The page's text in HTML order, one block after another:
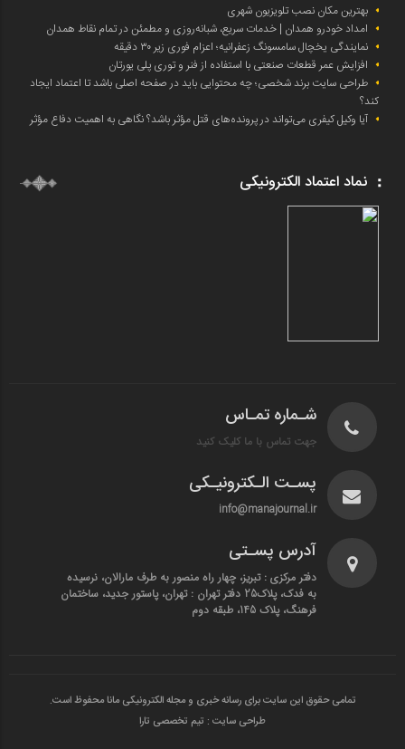
بهترین مکان نصب تلویزیون شهری
امداد خودرو همدان | خدمات سریع، شبانه‌روزی و مطمئن در تمام نقاط همدان
نمایندگی یخچال سامسونگ زعفرانیه؛ اعزام فوری زیر ۳۰ دقیقه
افزایش عمر قطعات صنعتی با استفاده از فنر و توری پلی یورتان
طراحی سایت برند شخصی؛ چه محتوایی باید در صفحه اصلی باشد تا اعتماد ایجاد
کند؟
آیا وکیل کیفری می‌تواند در پرونده‌های قتل مؤثر باشد؟ نگاهی به اهمیت دفاع مؤثر
نماد اعتماد الکترونیکی
شـماره تمـاس
جهت تماس با ما کلیک کنید
پسـت الـکترونیـکی
info@manajournal.ir
آدرس پسـتی
دفتر مرکزی : تبریز، چهار راه منصور به طرف مارالان، نرسیده
به فدک، پلاک25 دفتر تهران : تهران، پاستور جدید، ساختمان
فرهنگ، پلاک 145، طبقه دوم
تمامی حقوق این سایت برای رسانه خبری و مجله الکترونیکی مانا محفوظ است.
طراحی سایت : تیم تخصصی تارا